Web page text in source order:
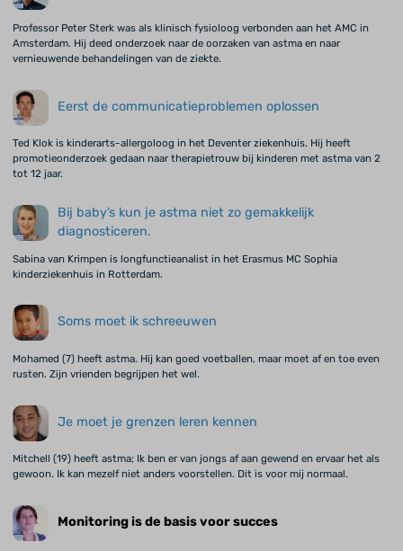
Professor Peter Sterk was als klinisch fysioloog verbonden aan het AMC in
Amsterdam. Hij deed onderzoek naar de oorzaken van astma en naar
vernieuwende behandelingen van de ziekte.
Eerst de communicatieproblemen oplossen
Ted Klok is kinderarts-allergoloog in het Deventer ziekenhuis. Hij heeft
promotieonderzoek gedaan naar therapietrouw bij kinderen met astma van 2
tot 12 jaar.
Bij baby’s kun je astma niet zo gemakkelijk
diagnosticeren.
Sabina van Krimpen is longfunctieanalist in het Erasmus MC Sophia
kinderziekenhuis in Rotterdam.
Soms moet ik schreeuwen
Mohamed (7) heeft astma. Hij kan goed voetballen, maar moet af en toe even
rusten. Zijn vrienden begrijpen het wel.
Je moet je grenzen leren kennen
Mitchell (19) heeft astma; Ik ben er van jongs af aan gewend en ervaar het als
gewoon. Ik kan mezelf niet anders voorstellen. Dit is voor mij normaal.
Monitoring is de basis voor succes